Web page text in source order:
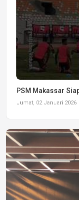
PSM Makassar
Jumat, 02 Januari 2026